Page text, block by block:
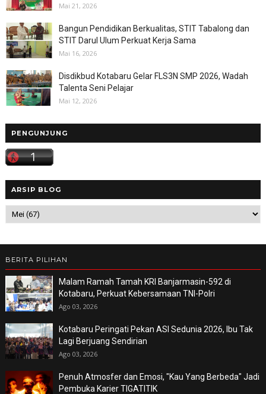
Mai 21, 2026
Bangun Pendidikan Berkualitas, STIT Tabalong dan
STIT Darul Ulum Perkuat Kerja Sama
Mai 16, 2026
Disdikbud Kotabaru Gelar FLS3N SMP 2026, Wadah
Talenta Seni Pelajar
Mai 12, 2026
PENGUNJUNG
ARSIP BLOG
BERITA PILIHAN
Malam Ramah Tamah KRI Banjarmasin-592 di
Kotabaru, Perkuat Kebersamaan TNI-Polri
Ago 03, 2026
Kotabaru Peringati Pekan ASI Sedunia 2026, Ibu Tak
Lagi Berjuang Sendirian
Ago 03, 2026
Penuh Atmosfer dan Emosi, "Kau Yang Berbeda" Jadi
Pembuka Karier TIGATITIK